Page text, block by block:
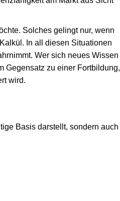
Solches gelingt nur, wenn
In all diesen Situationen
Wer sich neues Wissen
Gegensatz zu einer Fortbildung,
wird.
Basis darstellt, sondern auch